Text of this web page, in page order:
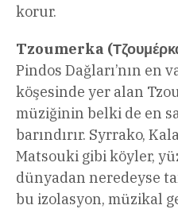
korur.
Tzoumerka
Pindos Dağları’nın en
köşesinde yer alan
müziğinin belki de en
barındırır. Syrrako,
Matsouki gibi köyler,
dünyadan neredeyse
bu izolasyon, müzikal